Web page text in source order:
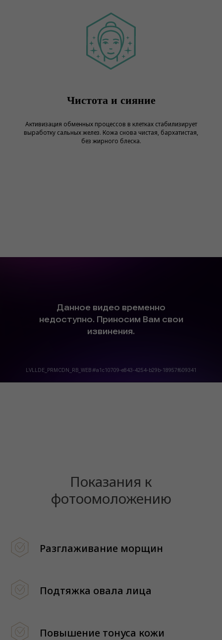
Чистота и сияние
Активизация обменных процессов в клетках стабилизирует
выработку сальных желез. Кожа снова чистая, бархатистая,
без жирного блеска.
Показания к
фотоомоложению
Разглаживание морщин
Подтяжка овала лица
Повышение тонуса кожи